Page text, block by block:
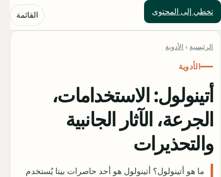
تخطي إلى المحتوى
حلول العالم القائمة
الرئيسية › الأدوية
الأدوية
أتينولول: الاستخدامات،
الجرعة، الآثار الجانبية
والتحذيرات
ما هو أتينولول؟ أتينولول هو أحد حاصرات بيتا يُستخدم